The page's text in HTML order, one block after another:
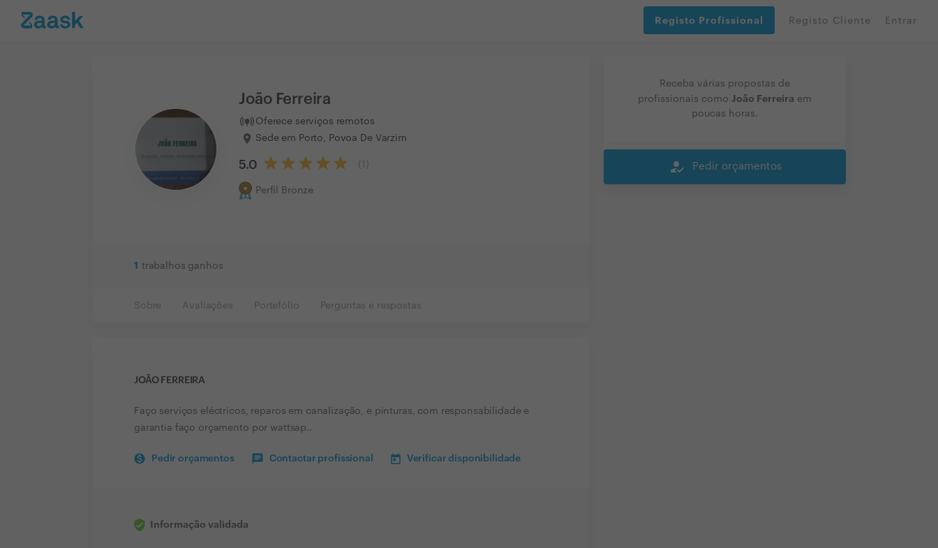
Registo Profissional Registo Cliente Entrar
João Ferreira
Oferece serviços remotos
Sede em Porto, Povoa De Varzim
5.0 ( 1
Perfil Bronze
1 trabalhos ganhos
Sobre Avaliações Portefólio Perguntas e respostas
JOÃO FERREIRA
Faço serviços eléctricos, reparos em canalização, e pinturas, com responsabilidade e
garantia faço orçamento por wattsap..
Pedir orçamentos Contactar profissional Verificar disponibilidade
Informação validada
Receba várias propostas de
profissionais como João Ferreira em
poucas horas.
how_to_reg Pedir orçamentos